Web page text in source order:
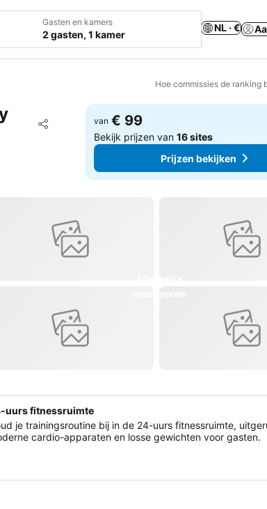
Gasten en kamers
2 gasten, 1 kamer
NL · €
Hoe commissies de ranking
Delen
Toevoegen aan favorieten
van € 99
Bekijk prijzen van16 sites
Prijzen bekijken
uurs fitnessruimte
je trainingsroutine bij in de 24-uurs fitnessruimte,
cardio-apparaten en losse gewichten voor gasten.